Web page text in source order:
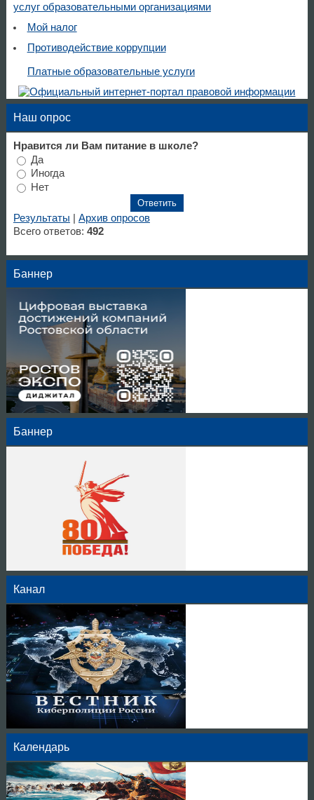
услуг образовательными организациями
Мой налог
Противодействие коррупции
Платные образовательные услуги
Наш опрос
Нравится ли Вам питание в школе?
Да
Иногда
Нет
Результаты | Архив опросов
Всего ответов: 492
Баннер
Баннер
Канал
Календарь